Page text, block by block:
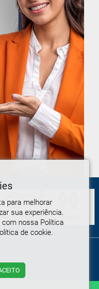
para melhorar
sua experiência.
nossa Política
de cookie.